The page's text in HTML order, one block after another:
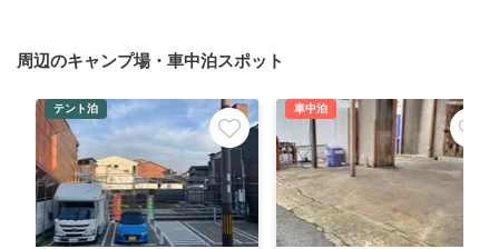
周辺のキャンプ場・車中泊スポット
テント泊 車中泊